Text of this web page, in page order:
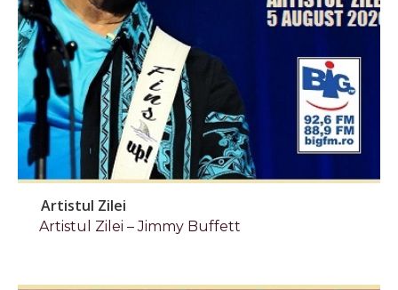
Artistul Zilei
Artistul Zilei – Jimmy Buffett